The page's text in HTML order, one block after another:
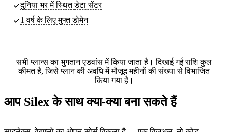
दुनिया भर में स्थितडेटा सेंटर
1 वर्ष के लिए मुफ्त डोमेन
सभी प्लान्स का भुगतान एडवांस में किया जाता है। दिखाई गई राशि कुल
कीमत है, जिसे प्लान की अवधि में मौजूद महीनों की संख्या से विभाजित
किया गया है।
आप Silex के साथ क्या-क्या बना सकते हैं